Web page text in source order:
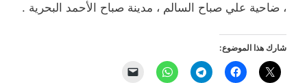
، ضاحية علي صباح السالم ، مدينة صباح الأحمد البحرية .
شارك هذا الموضوع: